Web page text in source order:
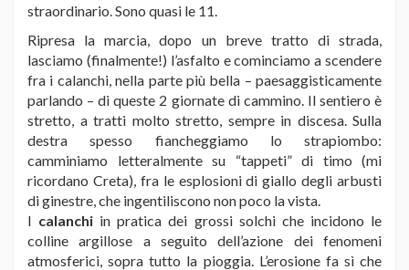
straordinario. Sono quasi le 11.
Ripresa la marcia, dopo un breve tratto di strada,
lasciamo (finalmente!) l’asfalto e cominciamo a scendere
fra i calanchi, nella parte più bella – paesaggisticamente
parlando – di queste 2 giornate di cammino. Il sentiero è
stretto, a tratti molto stretto, sempre in discesa. Sulla
destra spesso fiancheggiamo lo strapiombo:
camminiamo letteralmente su “tappeti” di timo (mi
ricordano Creta), fra le esplosioni di giallo degli arbusti
di ginestre, che ingentiliscono non poco la vista.
I calanchi in pratica dei grossi solchi che incidono le
colline argillose a seguito dell’azione dei fenomeni
atmosferici, sopra tutto la pioggia. L’erosione fa sì che